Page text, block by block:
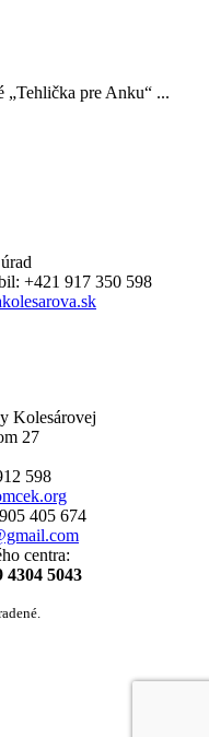
„Tehlička pre Anku“ ...
+421 917 350 598
Kolesárovej
27
598
405 674
centra:
4304 5043